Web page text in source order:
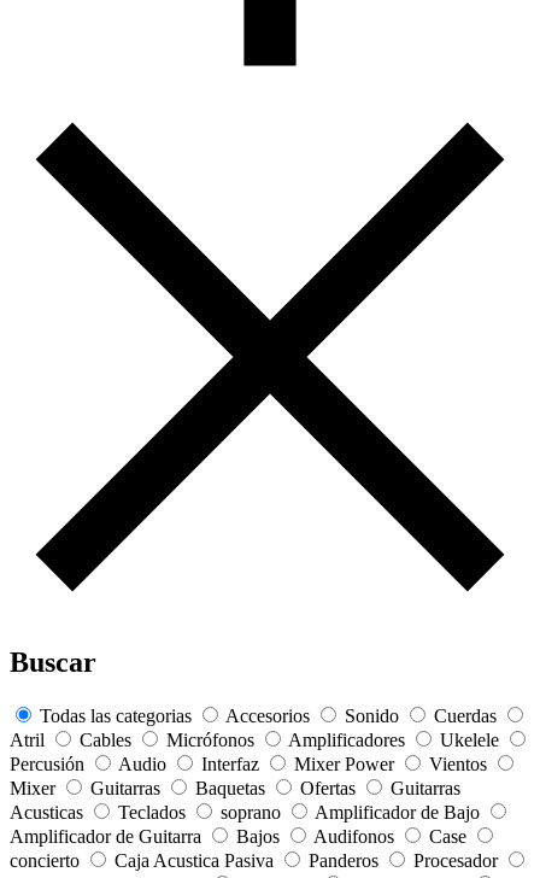
Buscar
Todas las categorias Accesorios Sonido
Cuerdas
Atril
Cables Micrófonos Amplificadores
Ukelele
Percusión
Audio Interfaz Mixer Power
Vientos
Mixer
Guitarras Baquetas Ofertas
Guitarras
Acusticas
Teclados soprano
Amplificador de Bajo
Amplificador de Guitarra
Bajos Audifonos
Case
concierto
Caja Acustica Pasiva Panderos
Procesador